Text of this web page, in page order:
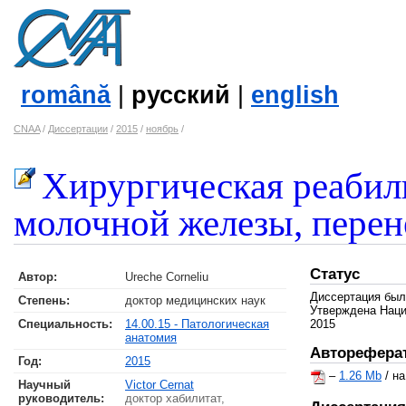
română| русский english
CNAA/ Диссертации / 2015 / ноябрь /
Хирургическая
молочной железы,
Автор:
Ureche Corneliu
Степень:
доктор медицинских наук
Специальность:
14.00.15 - Патологическая
анатомия
Год:
2015
Научный
руководитель:
Victor Cernat
доктор хабилитат,
Статус
Диссертация
Утверждена
2015
– 1.26 Mb /